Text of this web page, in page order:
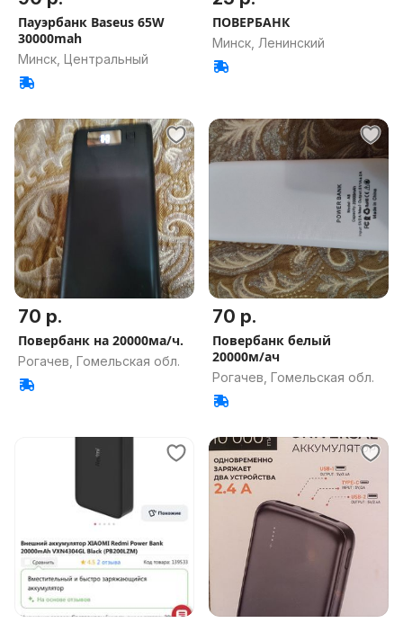
Пауэрбанк Baseus 65W
30000mah
Минск, Центральный
ПОВЕРБАНК
Минск, Ленинский
70 р.
Повербанк на 20000ма/ч.
Рогачев, Гомельская обл.
70 р.
Повербанк белый
20000м/ач
Рогачев, Гомельская обл.